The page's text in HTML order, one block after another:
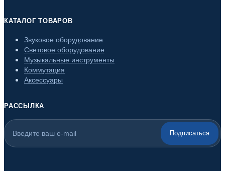
КАТАЛОГ ТОВАРОВ
Звуковое оборудование
Световое оборудование
Музыкальные инструменты
Коммутация
Аксессуары
РАССЫЛКА
Подписаться